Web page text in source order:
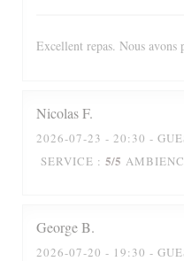
Excellent repas. Nous avons
NicolasF
2026-07-23 - 20:30 -
SERVICE : 5/5
GeorgeB
2026-07-20 - 19:30 -